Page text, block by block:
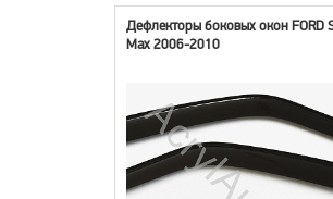
Дефлекторы боковых окон FORD
Max 2006-2010